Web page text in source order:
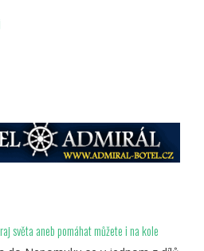
světa aneb pomáhat můžete i na kole